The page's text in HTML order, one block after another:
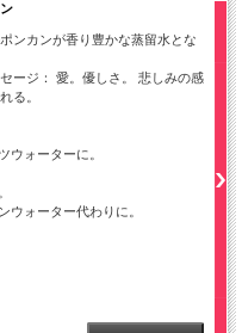
ンカンが香り豊かな蒸留水とな
ージ： 愛。優しさ。 悲しみの感
る。
ォーターに。
ォーター代わりに。